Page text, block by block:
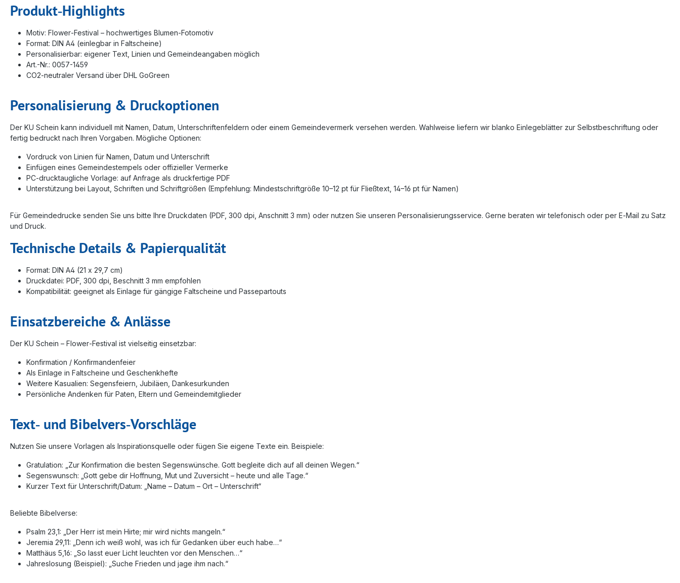
Produkt‑Highlights
Motiv: Flower‑Festival – hochwertiges Blumen‑Fotomotiv
Format: DIN A4 (einlegbar in Faltscheine)
Personalisierbar: eigener Text, Linien und Gemeindeangaben möglich
Art.-Nr.: 0057-1459
CO2‑neutraler Versand über DHL GoGreen
Personalisierung & Druckoptionen
Der KU Schein kann individuell mit Namen, Datum, Unterschriftenfeldern oder einem Gemeindevermerk versehen werden. Wahlweise liefern wir blanko Einlegeblätter zur Selbstbeschriftung oder
fertig bedruckt nach Ihren Vorgaben. Mögliche Optionen:
Vordruck von Linien für Namen, Datum und Unterschrift
Einfügen eines Gemeindestempels oder offizieller Vermerke
PC‑drucktaugliche Vorlage: auf Anfrage als druckfertige PDF
Unterstützung bei Layout, Schriften und Schriftgrößen (Empfehlung: Mindestschriftgröße 10–12 pt für Fließtext, 14–16 pt für Namen)
Für Gemeindedrucke senden Sie uns bitte Ihre Druckdaten (PDF, 300 dpi, Anschnitt 3 mm) oder nutzen Sie unseren Personalisierungsservice. Gerne beraten wir telefonisch oder per E‑Mail zu Satz
und Druck.
Technische Details & Papierqualität
Format: DIN A4 (21 x 29,7 cm)
Druckdatei: PDF, 300 dpi, Beschnitt 3 mm empfohlen
Kompatibilität: geeignet als Einlage für gängige Faltscheine und Passepartouts
Einsatzbereiche & Anlässe
Der KU Schein – Flower‑Festival ist vielseitig einsetzbar:
Konfirmation / Konfirmandenfeier
Als Einlage in Faltscheine und Geschenkhefte
Weitere Kasualien: Segensfeiern, Jubiläen, Dankesurkunden
Persönliche Andenken für Paten, Eltern und Gemeindemitglieder
Text‑ und Bibelvers‑Vorschläge
Nutzen Sie unsere Vorlagen als Inspirationsquelle oder fügen Sie eigene Texte ein. Beispiele:
Gratulation: „Zur Konfirmation die besten Segenswünsche. Gott begleite dich auf all deinen Wegen.“
Segenswunsch: „Gott gebe dir Hoffnung, Mut und Zuversicht – heute und alle Tage.“
Kurzer Text für Unterschrift/Datum: „Name – Datum – Ort – Unterschrift“
Beliebte Bibelverse:
Psalm 23,1: „Der Herr ist mein Hirte; mir wird nichts mangeln.“
Jeremia 29,11: „Denn ich weiß wohl, was ich für Gedanken über euch habe…“
Matthäus 5,16: „So lasst euer Licht leuchten vor den Menschen…“
Jahreslosung (Beispiel): „Suche Frieden und jage ihm nach.“